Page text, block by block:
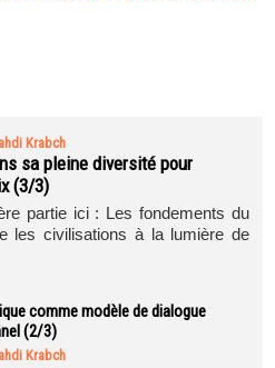
Krabch
sa pleine diversité pour
(3/3)
partie ici : Les fondements du
les civilisations à la lumière de
comme modèle de dialogue
(2/3)
Krabch